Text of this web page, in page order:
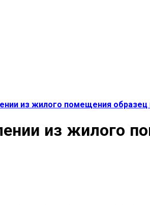
из жилого помещения образец
из жилого